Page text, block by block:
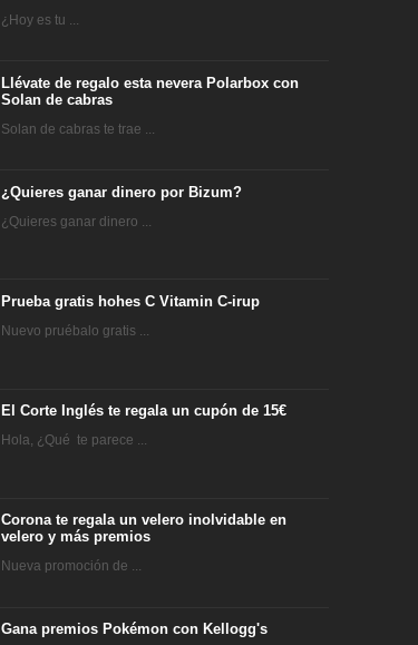
¿Hoy es tu ...
Llévate de regalo esta nevera Polarbox con
Solan de cabras
Solan de cabras te trae ...
¿Quieres ganar dinero por Bizum?
¿Quieres ganar dinero ...
Prueba gratis hohes C Vitamin C-irup
Nuevo pruébalo gratis ...
El Corte Inglés te regala un cupón de 15€
Hola, ¿Qué te parece ...
Corona te regala un velero inolvidable en
velero y más premios
Nueva promoción de ...
Gana premios Pokémon con Kellogg's